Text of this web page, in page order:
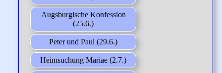
Augsburgische Konfession
(25.6.)
Peter und Paul (29.6.)
Heimsuchung Mariae (2.7.)